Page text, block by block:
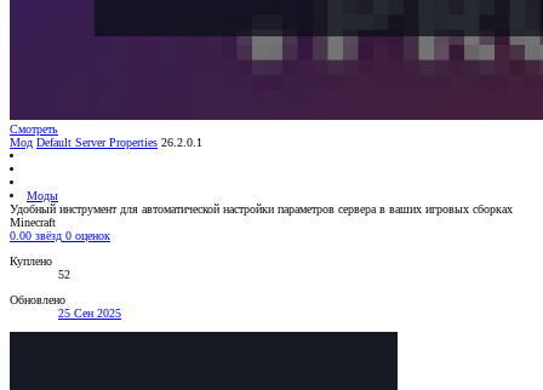
Смотреть
Мод Default Server Properties 26.2.0.1
Моды
Удобный инструмент для автоматической настройки параметров сервера в ваших игровых сборках
Minecraft
0.00 звёзд 0 оценок
Куплено
52
Обновлено
25 Сен 2025